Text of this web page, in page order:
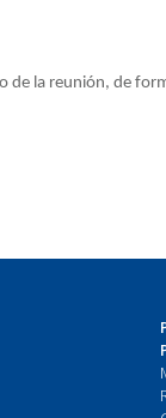
de la reunión, de